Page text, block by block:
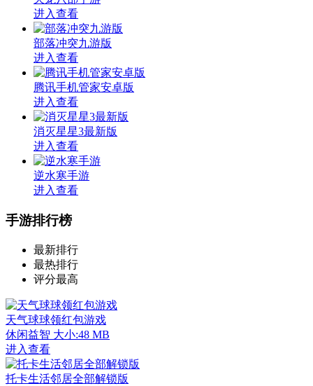
进入查看
部落冲突九游版
进入查看
腾讯手机管家安卓版
进入查看
消灭星星3最新版
进入查看
逆水寒手游
进入查看
手游排行榜
最新排行
最热排行
评分最高
天气球球领红包游戏
休闲益智 大小:48 MB
进入查看
托卡生活邻居全部解锁版